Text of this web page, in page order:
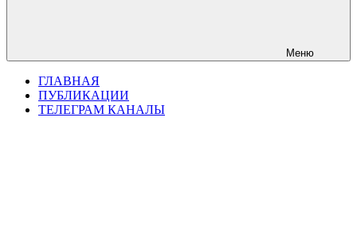
Меню
ГЛАВНАЯ
ПУБЛИКАЦИИ
ТЕЛЕГРАМ КАНАЛЫ